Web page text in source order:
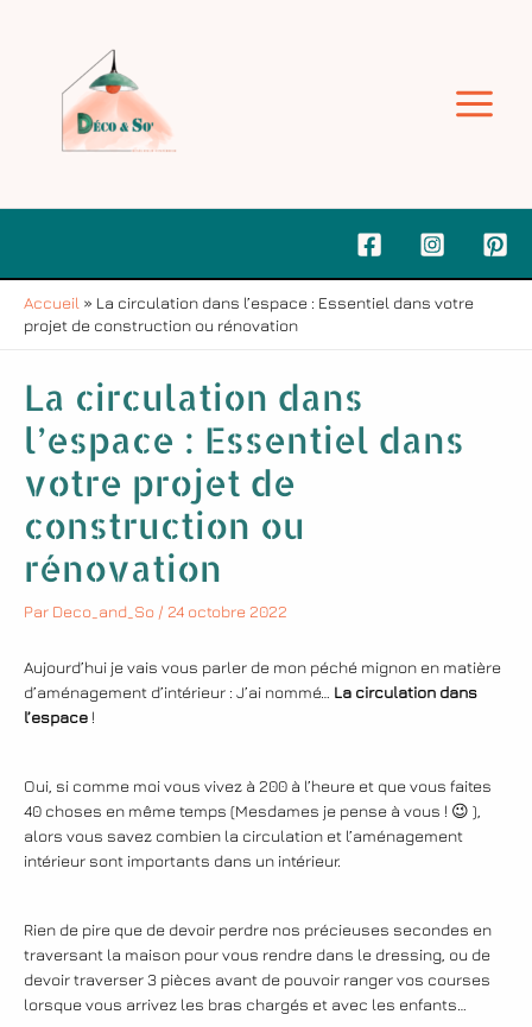
Accueil » La circulation dans l’espace : Essentiel dans votre
projet de construction ou rénovation
La circulation dans
l’espace : Essentiel dans
votre projet de
construction ou
rénovation
Par Deco_and_So / 24 octobre 2022
Aujourd’hui je vais vous parler de mon péché mignon en matière
d’aménagement d’intérieur : J’ai nommé… La circulation dans
l’espace !
Oui, si comme moi vous vivez à 200 à l’heure et que vous faites
40 choses en même temps (Mesdames je pense à vous ! 😉 ),
alors vous savez combien la circulation et l’aménagement
intérieur sont importants dans un intérieur.
Rien de pire que de devoir perdre nos précieuses secondes en
traversant la maison pour vous rendre dans le dressing, ou de
devoir traverser 3 pièces avant de pouvoir ranger vos courses
lorsque vous arrivez les bras chargés et avec les enfants…